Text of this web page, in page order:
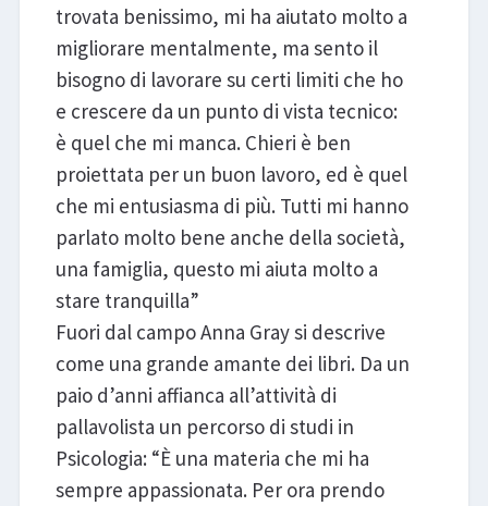
trovata benissimo, mi ha aiutato molto a
migliorare mentalmente, ma sento il
bisogno di lavorare su certi limiti che ho
e crescere da un punto di vista tecnico:
è quel che mi manca. Chieri è ben
proiettata per un buon lavoro, ed è quel
che mi entusiasma di più. Tutti mi hanno
parlato molto bene anche della società,
una famiglia, questo mi aiuta molto a
stare tranquilla”
Fuori dal campo Anna Gray si descrive
come una grande amante dei libri. Da un
paio d’anni affianca all’attività di
pallavolista un percorso di studi in
Psicologia: “È una materia che mi ha
sempre appassionata. Per ora prendo